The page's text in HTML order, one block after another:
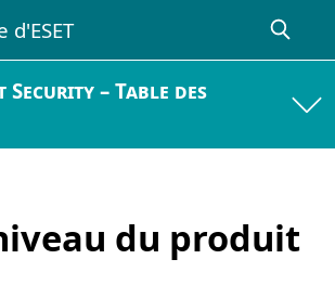
Security – Table des
du produit